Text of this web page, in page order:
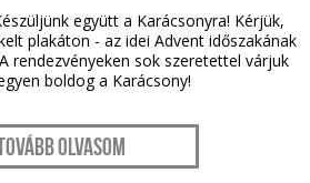
együtt a Karácsonyra! Kérjük,
plakáton - az idei Advent időszakának
rendezvényeken sok szeretettel várjuk
boldog a Karácsony!
olvasom